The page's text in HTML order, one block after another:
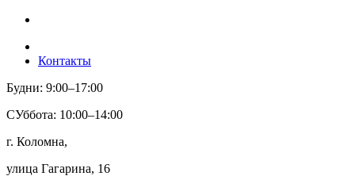
Контакты
Будни: 9:00–17:00
СУббота: 10:00–14:00
г. Коломна,
улица Гагарина, 16